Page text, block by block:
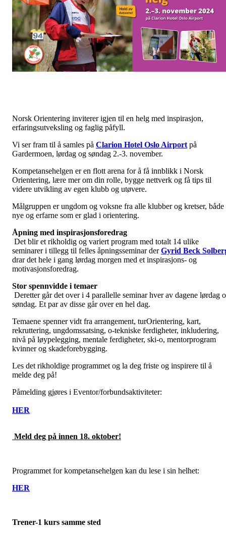
Norsk Orientering inviterer igjen til en helg med inspirasjon,
erfaringsutveksling og faglig påfyll.
Vi ser fram til å samles på Clarion Hotel Oslo Airport på
Gardermoen, lørdag og søndag 2.-3. november.
Kompetansehelgen er en flott arena for å få innblikk i Norsk
Orientering, lære mer om din rolle, bygge nettverk og få tips til
videre utvikling av egen klubb og utøvere.
Målgruppen er ungdom og voksne fra alle klubber og kretser, både
nye og erfarne som er glad i orientering.
Åpning med inspirasjonsforedrag
Det blir et rikholdig og variert program med totalt 14 ulike
seminarer i tillegg til felles åpningsseminar derGyrid Beck
drar det hele i gang lørdag morgen med et inspirasjons- og
motivasjonsforedrag.
Stor spennvidde i temaer
Deretter går det over i 4 parallelle seminar hver av dagene lørdag
søndag. Et par av disse går over en hel dag.
Temaene spenner vidt fra arrangement, turOrientering, kart,
rekruttering, ungdomssatsing, o-tekniske ferdigheter, inkludering,
nivå på løypelegging, mentale ferdigheter, ski-o, mentorprogram
kvinner og skadeforebygging.
Les det rikholdige programmet og la deg friste og inspirere til å
melde deg på!
Påmelding gjøres i Eventor/forbundsaktiviteter:
HER
Meld deg på innen 18. oktober!
Programmet for kompetansehelgen kan du lese i sin helhet:
HER
Trener-1 kurs samme sted